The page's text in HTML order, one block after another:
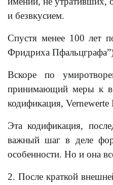
и безвкусием.
Спустя менее 100 лет
Фридриха
Вскоре по
принимающий меры к
кодификация,
Эта кодификация,
важный шаг в деле
особенности. Но и она
2. После краткой